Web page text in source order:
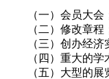
（一）会员大会
（二）修改章程
（三）创办经济
（四）重大的学
（五）大型的展